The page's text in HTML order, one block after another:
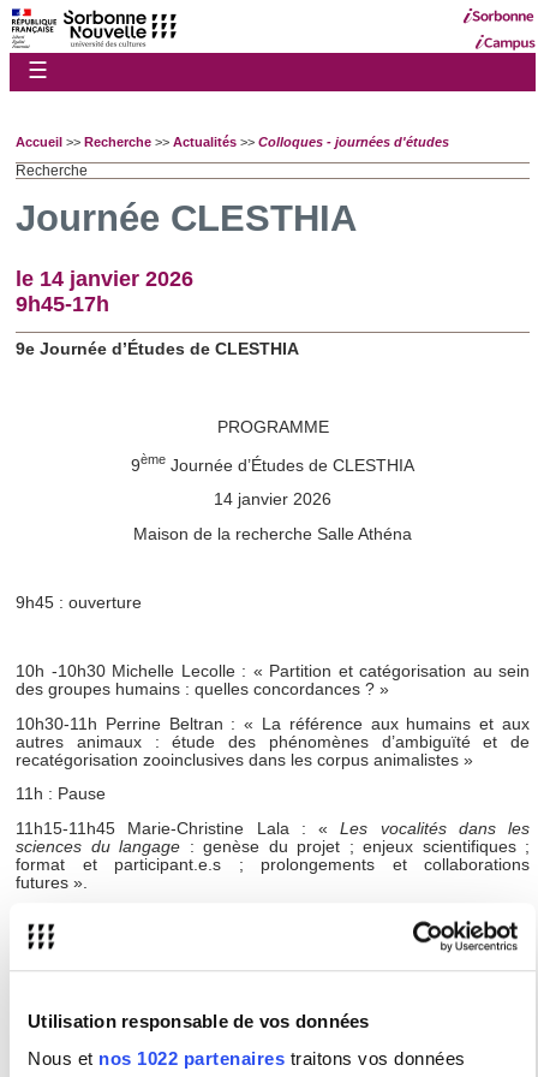
Utilisation responsable de vos données
Nous et nos 1022 partenaires traitons vos données
☰
Accueil >> Recherche >> Actualités >> Colloques - journées d'études
Recherche
Journée CLESTHIA
le 14 janvier 2026
9h45-17h
9e Journée d’Études de CLESTHIA
PROGRAMME
9ème Journée d’Études de CLESTHIA
14 janvier 2026
Maison de la recherche Salle Athéna
9h45 : ouverture
10h -10h30 Michelle Lecolle : « Partition et catégorisation au sein
des groupes humains : quelles concordances ? »
10h30-11h
Perrine Beltran : « La référence aux humains et aux
autres animaux : étude des phénomènes d’ambiguïté et de
recatégorisation zooinclusives dans les corpus animalistes »
11h : Pause
11h15-11h45 Marie-Christine Lala : «Les vocalités dans les
sciences du langage : genèse du projet ; enjeux scientifiques ;
format et participant.e.s ; prolongements et collaborations
futures ».
11h45-12h15 Marwa Abidi « Polyphonie et polygraphie : chemins
croisés dans la poïétique de Richard Millet »
12h15-13h Ludovica Maggi et Karima Mahtout : « Développement